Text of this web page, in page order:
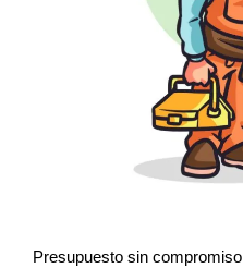
Presupuesto sin compromiso